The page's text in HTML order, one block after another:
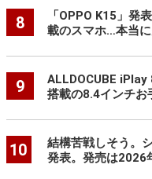
8
「OPPO K15」
載のスマホ…本当
9
ALLDOCUBE
搭載の8.4インチお
10
結構苦戦しそう。
発表。発売は2026